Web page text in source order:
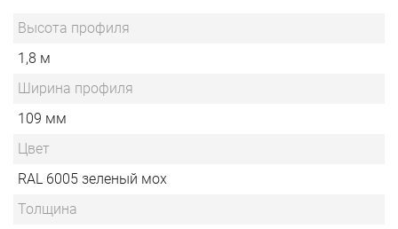
Высота профиля
1,8 м
Ширина профиля
109 мм
Цвет
RAL 6005 зеленый мох
Толщина